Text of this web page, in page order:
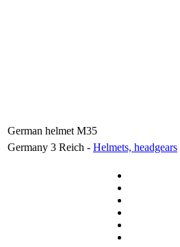
German helmet M35
Germany 3 Reich - Helmets, headgears